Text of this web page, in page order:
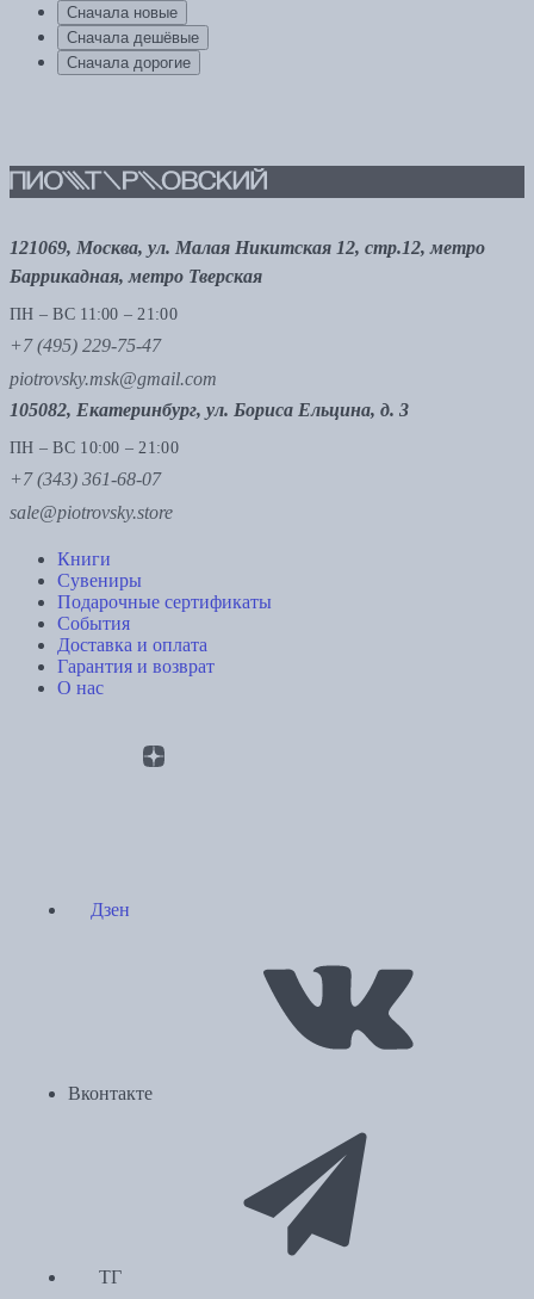
Сначала новые
Сначала дешёвые
Сначала дорогие
121069, Москва, ул. Малая Никитская 12, стр.12, метро
Баррикадная, метро Тверская
ПН – ВС 11:00 – 21:00
+7 (495) 229-75-47
piotrovsky.msk@gmail.com
105082, Екатеринбург, ул. Бориса Ельцина, д. 3
ПН – ВС 10:00 – 21:00
+7 (343) 361-68-07
sale@piotrovsky.store
Книги
Сувениры
Подарочные сертификаты
События
Доставка и оплата
Гарантия и возврат
О нас
Дзен
Вконтакте
ТГ